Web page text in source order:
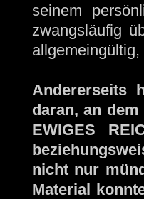
seinem
zwangsläufig
Andererseits
daran, an
EWIGES
nicht nur
Material